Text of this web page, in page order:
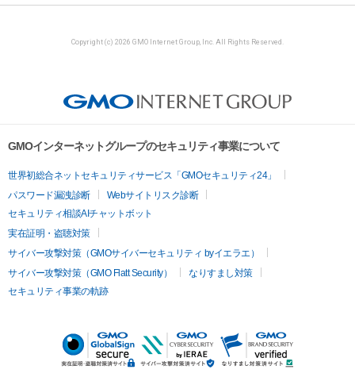
Copyright (c) 2026 GMO Internet Group, Inc. All Rights Reserved.
GMOインターネットグループのセキュリティ事業について
世界初総合ネットセキュリティサービス「GMOセキュリティ24」
パスワード漏洩診断
Webサイトリスク診断
セキュリティ相談AIチャットボット
実在証明・盗聴対策
サイバー攻撃対策（GMOサイバーセキュリティ byイエラエ）
サイバー攻撃対策（GMO Flatt Security）
なりすまし対策
セキュリティ事業の軌跡